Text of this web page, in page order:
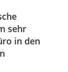
sehr
in den